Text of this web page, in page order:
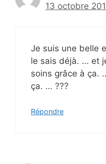
13 octobre
Je suis une belle
le sais déjà. … et
soins grâce à ça.
ça. … ???
Répondre